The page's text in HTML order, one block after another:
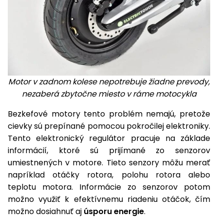
Motor v zadnom kolese nepotrebuje žiadne prevody,
nezaberá zbytočne miesto v ráme motocykla
Bezkefové motory tento problém nemajú, pretože
cievky sú prepínané pomocou pokročilej elektroniky.
Tento elektronický regulátor pracuje na základe
informácií, ktoré sú prijímané zo senzorov
umiestnených v motore. Tieto senzory môžu merať
napríklad otáčky rotora, polohu rotora alebo
teplotu motora. Informácie zo senzorov potom
možno využiť k efektívnemu riadeniu otáčok, čím
možno dosiahnuť aj úsporu energie.